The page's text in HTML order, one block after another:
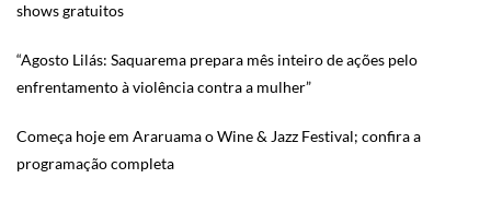
shows gratuitos
“Agosto Lilás: Saquarema prepara mês inteiro de ações pelo
enfrentamento à violência contra a mulher”
Começa hoje em Araruama o Wine & Jazz Festival; confira a
programação completa